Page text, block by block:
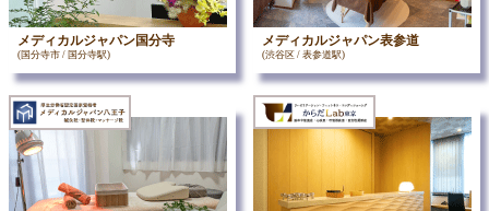
メディカルジャパン国分寺
(国分寺市 / 国分寺駅)
メディカルジャパン表参道
(渋谷区 / 表参道駅)